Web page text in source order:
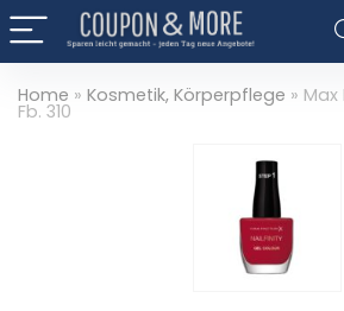
Home » Kosmetik, Körperpflege » Max
Fb. 310